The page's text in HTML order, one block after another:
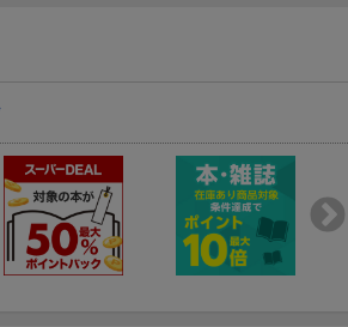
たい】